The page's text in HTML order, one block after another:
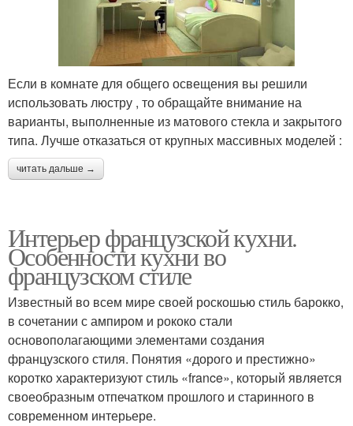
Если в комнате для общего освещения вы решили
использовать люстру , то обращайте внимание на
варианты, выполненные из матового стекла и закрытого
типа. Лучше отказаться от крупных массивных моделей :
читать дальше →
Интерьер французской кухни.
Особенности кухни во
французском стиле
Известный во всем мире своей роскошью стиль барокко,
в сочетании с ампиром и рококо стали
основополагающими элементами создания
французского стиля. Понятия «дорого и престижно»
коротко характеризуют стиль «france», который является
своеобразным отпечатком прошлого и старинного в
современном интерьере.